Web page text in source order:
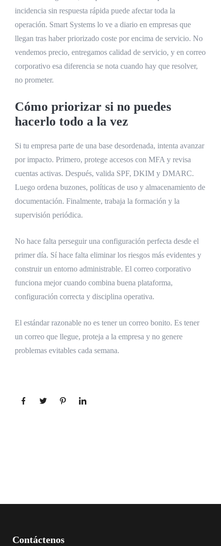
incidencia sin respuesta rápida puede afectar toda la
operación. Smart Systems lo ve a diario en empresas que
llegan tras haber priorizado coste por encima de servicio. No
vendemos precio, entregamos calidad de servicio, y en correo
corporativo esa diferencia se nota cuando hay que resolver,
no prometer.
Cómo priorizar si no puedes
hacerlo todo a la vez
Si tu empresa parte de una base desordenada, intenta avanzar
por impacto. Primero, protege accesos con MFA y revisa
cuentas activas. Después, valida SPF, DKIM y DMARC.
Luego ordena buzones, políticas de uso y almacenamiento de
documentación. Finalmente, trabaja la formación y la
supervisión periódica.
No hace falta perseguir una configuración perfecta desde el
primer día. Sí hace falta eliminar los riesgos más evidentes y
construir un entorno administrable. El correo corporativo
funciona mejor cuando combina buena plataforma,
configuración correcta y disciplina operativa.
El estándar razonable no es tener un correo bonito. Es tener
un correo que llegue, proteja a la empresa y no genere
problemas evitables cada semana.
Contáctenos